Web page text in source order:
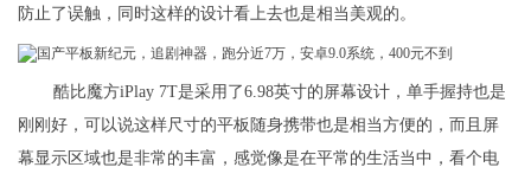
防止了误触，同时这样的设计看上去也是相当美观的。
酷比魔方iPlay 7T是采用了6.98英寸的屏幕设计，单手握持也是
刚刚好，可以说这样尺寸的平板随身携带也是相当方便的，而且屏
幕显示区域也是非常的丰富，感觉像是在平常的生活当中，看个电